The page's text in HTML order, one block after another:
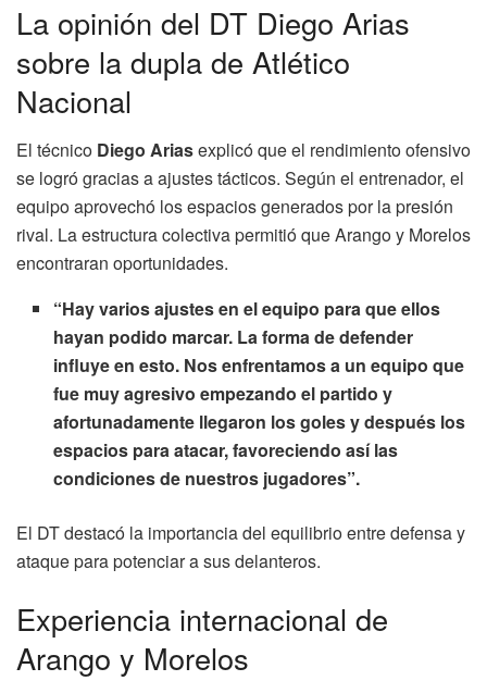
La opinión del DT Diego Arias
sobre la dupla de Atlético
Nacional
El técnico Diego Ariasexplicó que el rendimiento ofensivo
se logró gracias a ajustes tácticos. Según el entrenador, el
equipo aprovechó los espacios generados por la presión
rival. La estructura colectiva permitió que Arango y Morelos
encontraran oportunidades.
“Hay varios ajustes en el equipo para que ellos
hayan podido marcar. La forma de defender
influye en esto. Nos enfrentamos a un equipo que
fue muy agresivo empezando el partido y
afortunadamente llegaron los goles y después los
espacios para atacar, favoreciendo así las
condiciones de nuestros jugadores”.
El DT destacó la importancia del equilibrio entre defensa y
ataque para potenciar a sus delanteros.
Experiencia internacional de
Arango y Morelos